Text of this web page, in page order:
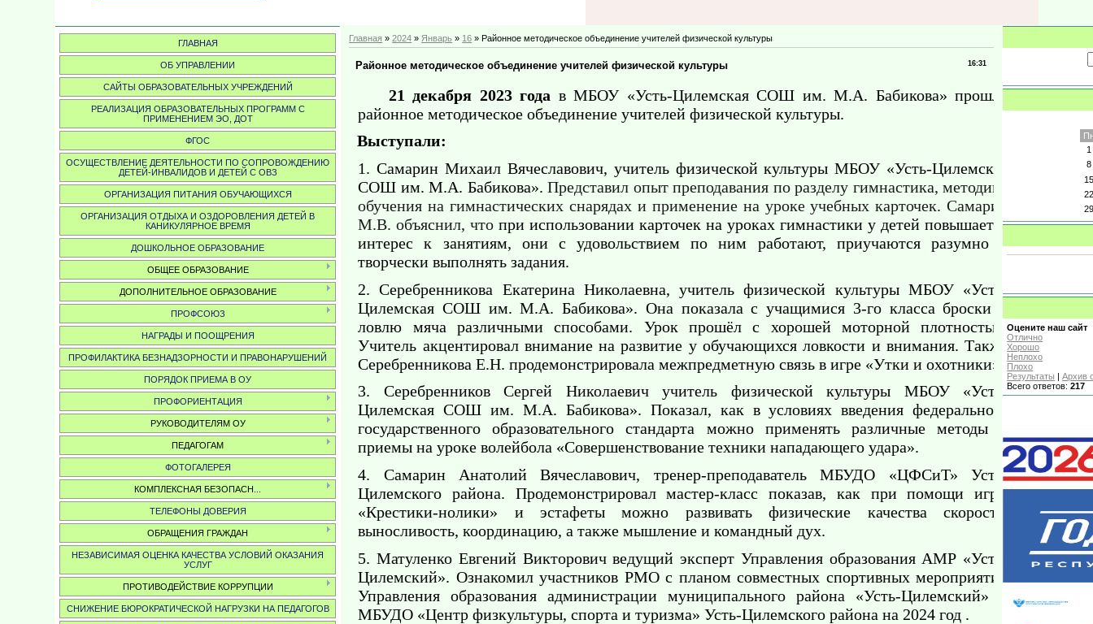
ГЛАВНАЯ
ОБ УПРАВЛЕНИИ
САЙТЫ ОБРАЗОВАТЕЛЬНЫХ УЧРЕЖДЕНИЙ
РЕАЛИЗАЦИЯ ОБРАЗОВАТЕЛЬНЫХ ПРОГРАММ С
ПРИМЕНЕНИЕМ ЭО, ДОТ
ФГОС
ОСУЩЕСТВЛЕНИЕ ДЕЯТЕЛЬНОСТИ ПО СОПРОВОЖДЕНИЮ
ДЕТЕЙ-ИНВАЛИДОВ И ДЕТЕЙ С ОВЗ
ОРГАНИЗАЦИЯ ПИТАНИЯ ОБУЧАЮЩИХСЯ
ОРГАНИЗАЦИЯ ОТДЫХА И ОЗДОРОВЛЕНИЯ ДЕТЕЙ В
КАНИКУЛЯРНОЕ ВРЕМЯ
ДОШКОЛЬНОЕ ОБРАЗОВАНИЕ
ОБЩЕЕ ОБРАЗОВАНИЕ
ДОПОЛНИТЕЛЬНОЕ ОБРАЗОВАНИЕ
ПРОФСОЮЗ
НАГРАДЫ И ПООЩРЕНИЯ
ПРОФИЛАКТИКА БЕЗНАДЗОРНОСТИ И ПРАВОНАРУШЕНИЙ
ПОРЯДОК ПРИЕМА В ОУ
ПРОФОРИЕНТАЦИЯ
РУКОВОДИТЕЛЯМ ОУ
ПЕДАГОГАМ
ФОТОГАЛЕРЕЯ
КОМПЛЕКСНАЯ БЕЗОПАСН...
ТЕЛЕФОНЫ ДОВЕРИЯ
ОБРАЩЕНИЯ ГРАЖДАН
НЕЗАВИСИМАЯ ОЦЕНКА КАЧЕСТВА УСЛОВИЙ ОКАЗАНИЯ
УСЛУГ
ПРОТИВОДЕЙСТВИЕ КОРРУПЦИИ
СНИЖЕНИЕ БЮРОКРАТИЧЕСКОЙ НАГРУЗКИ НА ПЕДАГОГОВ
Главная »2024 » Январь » 16 » Районное методическое объединение учителей физической культуры
16:31
Районное методическое объединение учителей физической культуры
21 декабря 2023 года в МБОУ «Усть-Цилемская СОШ им. М.А. Бабикова» прошло
районное методическое объединение учителей физической культуры.
Выступали:
1. Самарин Михаил Вячеславович, учитель физической культуры МБОУ «Усть-Цилемская
СОШ им. М.А. Бабикова».Представил опыт преподавания по разделу гимнастика, методику
обучения на гимнастических снарядах и применение на уроке учебных карточек. Самарин
М.В. объяснил, чтопри использовании карточек на уроках гимнастики у детей повышается
интерес к занятиям, они с удовольствием по ним работают, приучаются разумно и
творчески выполнять задания.
2. Серебренникова Екатерина Николаевна, учитель физической культуры МБОУ «Усть-
Цилемская СОШ им. М.А. Бабикова». Она показала с учащимися 3-го класса броски и
ловлю мяча различными способами. Урок прошёл с хорошей моторной плотностью.
Учитель акцентировал внимание на развитие у обучающихся ловкости и внимания. Также
Серебренникова Е.Н. продемонстрировала межпредметную связь в игре «Утки и охотники».
3. Серебренников Сергей Николаевич учитель физической культуры МБОУ «Усть-
Цилемская СОШ им. М.А. Бабикова». Показал, как в условиях введения федерального
государственного образовательного стандарта можно применять различные методы и
приемы на уроке волейбола «Совершенствование техники нападающего удара».
4. Самарин Анатолий Вячеславович, тренер-преподаватель МБУДО «ЦФСиТ» Усть-
Цилемского района. Продемонстрировал мастер-класс показав, как при помощи игры
«Крестики-нолики» и эстафеты можно развивать физические качества скорость,
выносливость, координацию, а также мышление и командный дух.
5. Матуленко Евгений Викторович ведущий эксперт Управления образования АМР «Усть-
Цилемский». Ознакомил участников РМО с планом совместных спортивных мероприятий
Управления образования администрации муниципального района «Усть-Цилемский» и
МБУДО «Центр физкультуры, спорта и туризма» Усть-Цилемского района на 2024 год .
1
8
Оцените наш сайт
Отлично
Хорошо
Неплохо
Плохо
Результаты |Архив
Всего ответов:217